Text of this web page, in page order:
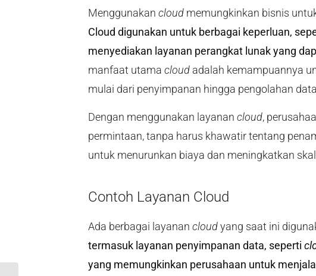
Menggunakan cloud memungkinkan bisnis
Cloud digunakan untuk berbagai keperluan,
menyediakan layanan perangkat lunak yang
manfaat utama cloud adalah kemampuannya
mulai dari penyimpanan hingga pengolahan
Dengan menggunakan layanan cloud,
permintaan, tanpa harus khawatir tentang
untuk menurunkan biaya dan meningkatkan
Contoh Layanan Cloud
Ada berbagai layanan cloudyang saat ini
termasuk layanan penyimpanan data, seperti
yang memungkinkan perusahaan untuk